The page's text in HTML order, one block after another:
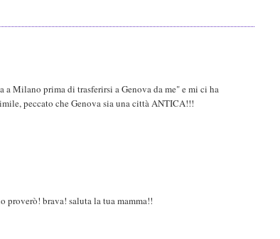
Milano prima di trasferirsi a Genova da me" e mi ci ha
peccato che Genova sia una città ANTICA!!!
proverò! brava! saluta la tua mamma!!